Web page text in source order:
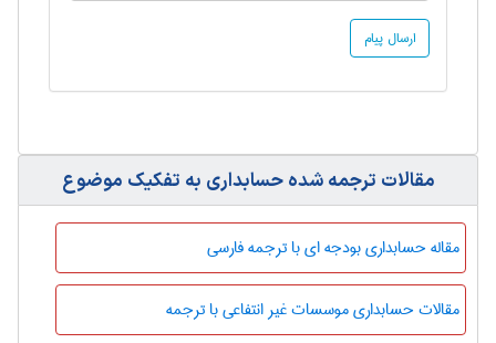
مقالات ترجمه شده حسابداری به تفکیک موضوع
مقاله حسابداری بودجه ای با ترجمه فارسی
مقالات حسابداری موسسات غیر انتفاعی با ترجمه